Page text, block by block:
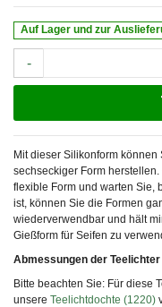
Auf Lager und zur
-
Mit dieser Silikonform
sechseckiger Form
flexible Form und warten Sie,
ist, können Sie die Formen
wiederverwendbar und hält
Gießform für Seifen zu
Abmessungen der Teelichter
Bitte beachten Sie: Für diese
unsere Teelichtdochte (1220)